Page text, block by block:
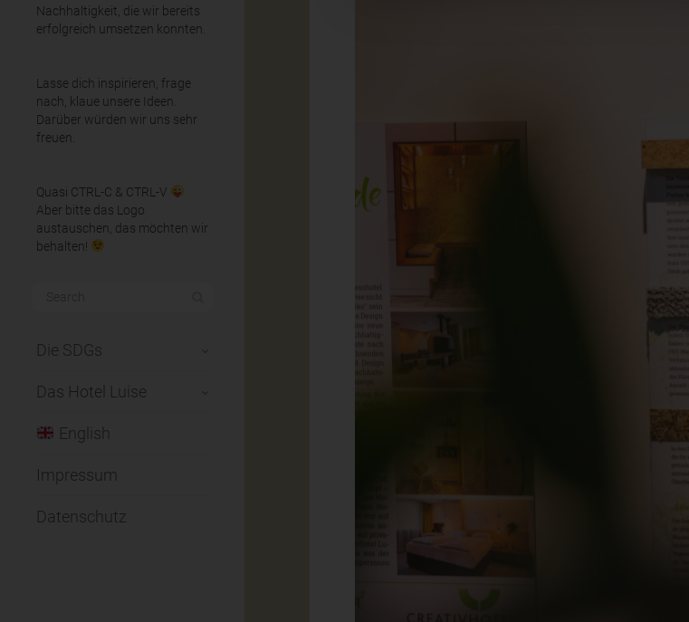
Nachhaltigkeit, die wir bereits
erfolgreich umsetzen konnten.
Lasse dich inspirieren, frage
nach, klaue unsere Ideen.
Darüber würden wir uns sehr
freuen.
Quasi CTRL-C & CTRL-V
Aber bitte das Logo
austauschen, das möchten wir
behalten!
Die SDGs
Das Hotel Luise
English
Impressum
Datenschutz